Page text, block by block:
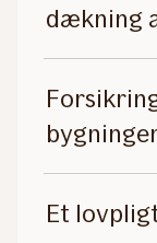
dækning
Et